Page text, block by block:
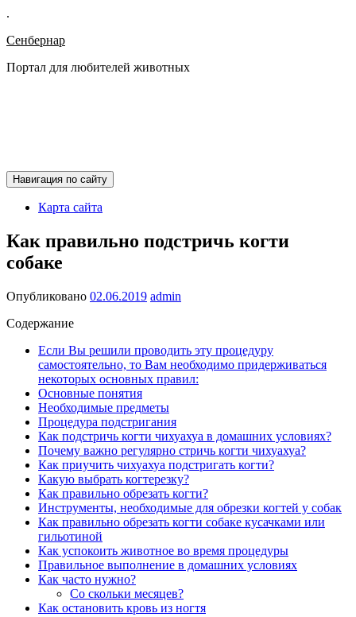
.
Сенбернар
Портал для любителей животных
Навигация по сайту
Карта сайта
Как правильно подстричь когти
собаке
Опубликовано 02.06.2019 admin
Содержание
Если Вы решили проводить эту процедуру
самостоятельно, то Вам необходимо придерживаться
некоторых основных правил:
Основные понятия
Необходимые предметы
Процедура подстригания
Как подстричь когти чихуахуа в домашних условиях?
Почему важно регулярно стричь когти чихуахуа?
Как приучить чихуахуа подстригать когти?
Какую выбрать когтерезку?
Как правильно обрезать когти?
Инструменты, необходимые для обрезки когтей у собак
Как правильно обрезать когти собаке кусачками или
гильотиной
Как успокоить животное во время процедуры
Правильное выполнение в домашних условиях
Как часто нужно?
Со скольки месяцев?
Как остановить кровь из ногтя